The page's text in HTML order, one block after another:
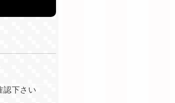
認下さい